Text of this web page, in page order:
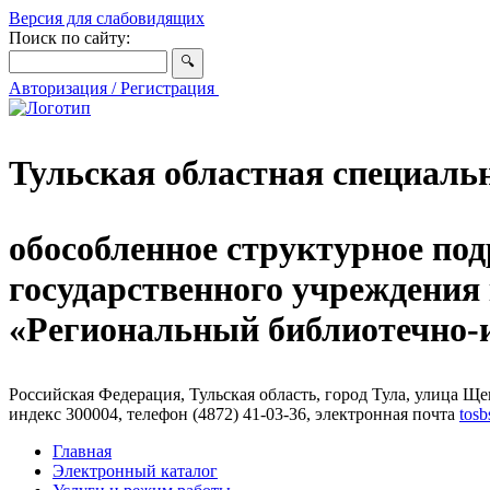
Версия для слабовидящих
Поиск по сайту:
Авторизация / Регистрация
Тульская областная
обособленное структурное
государственного
«Региональный
Российская Федерация, Тульская область, город Тула, улица
индекс 300004, телефон (4872) 41-03-36, электронная почта
Главная
Электронный каталог